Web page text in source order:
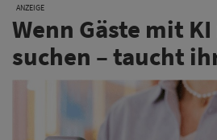
ANZEIGE
Wenn Gäste mit
suchen – taucht